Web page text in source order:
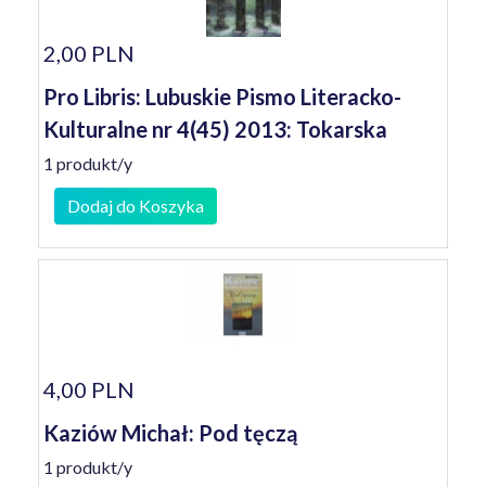
2,00 PLN
Pro Libris: Lubuskie Pismo Literacko-
Kulturalne nr 4(45) 2013: Tokarska
1 produkt/y
Dodaj do Koszyka
4,00 PLN
Kaziów Michał: Pod tęczą
1 produkt/y